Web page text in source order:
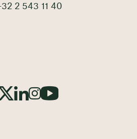
2 543 11 40